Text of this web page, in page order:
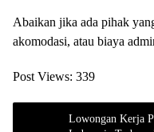
Abaikan jika ada pihak
akomodasi, atau biaya
Post Views: 339
Lowongan Kerja